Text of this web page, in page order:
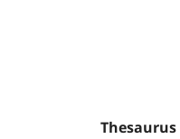
Thesaurus